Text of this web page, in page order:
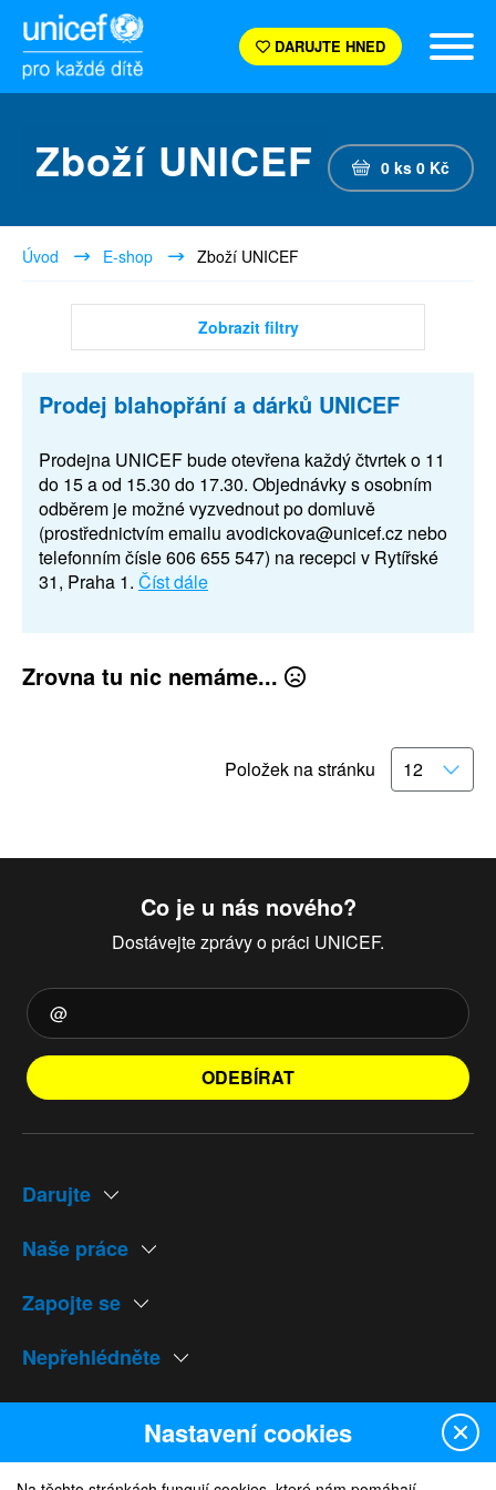
DARUJTE HNED
Zboží UNICEF 0 ks 0 Kč
Úvod E-shop Zboží UNICEF
Zobrazit filtry
Prodej blahopřání a dárků UNICEF
Prodejna UNICEF bude otevřena každý čtvrtek o 11
do 15 a od 15.30 do 17.30. Objednávky s osobním
odběrem je možné vyzvednout po domluvě
(prostřednictvím emailu avodickova@unicef.cz nebo
telefonním čísle 606 655 547) na recepci v Rytířské
31, Praha 1. Číst dále
Zrovna tu nic nemáme...
Položek na stránku
Co je u nás nového?
Dostávejte zprávy o práci UNICEF.
ODEBÍRAT
Darujte
Naše práce
Zapojte se
Nepřehlédněte
Naše weby
Nastavení cookies